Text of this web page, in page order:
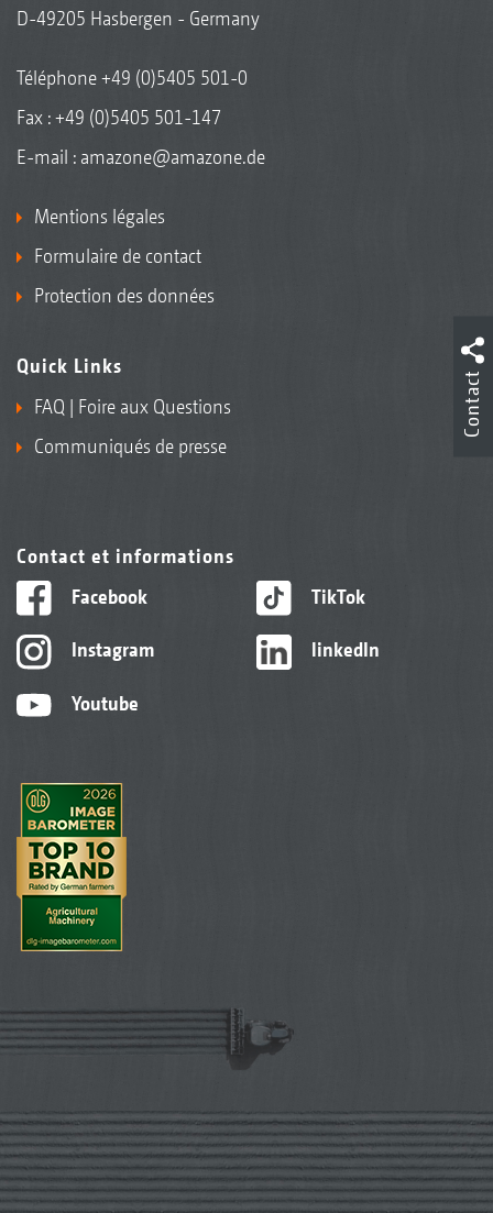
D-49205 Hasbergen - Germany
Téléphone+49 (0)5405 501-0
Fax : +49 (0)5405 501-147
E-mail : amazone@amazone.de
Mentions légales
Formulaire de contact
Protection des données
Quick Links
FAQ | Foire aux Questions
Communiqués de presse
Contact et informations
Facebook
Instagram
Youtube
TikTok
linkedIn
Contact